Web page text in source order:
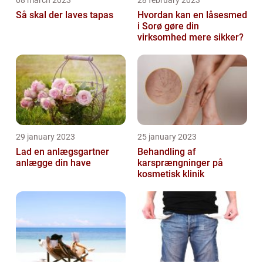
Så skal der laves tapas
Hvordan kan en låsesmed
i Sorø gøre din
virksomhed mere sikker?
29 january 2023
Lad en anlægsgartner
anlægge din have
25 january 2023
Behandling af
karsprængninger på
kosmetisk klinik